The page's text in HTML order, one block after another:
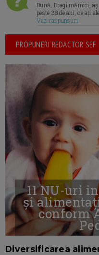
Bună, Dragi mămici,
peste 38 de ani, ce ați
Vezi raspunsuri
PROPUNERI REDACTOR SEF
11 NU-uri
și
conform
Diversificarea